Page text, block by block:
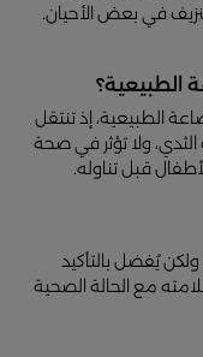
في بعض الأحيان.
الطبيعية؟
الطبيعية، إذ تنتقل
ولا تؤثر في صحة
قبل تناوله.
يُفضل بالتأكيد
مع الحالة الصحية